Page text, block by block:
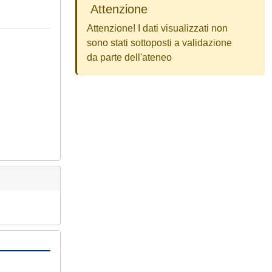
Attenzione
Attenzione! I dati visualizzati non
sono stati sottoposti a validazione
da parte dell'ateneo